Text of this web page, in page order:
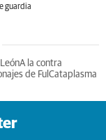
guardia
A la contra
de Ful Cataplasma